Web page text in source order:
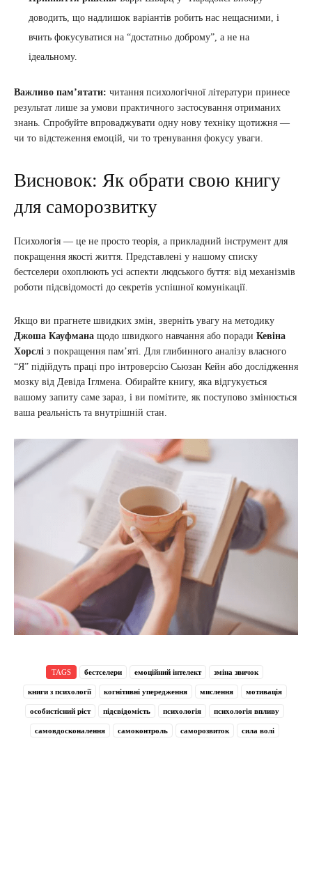
доводить, що надлишок варіантів робить нас нещасними, і
вчить фокусуватися на “достатньо доброму”, а не на
ідеальному.
Важливо пам’ятати: читання психологічної літератури принесе
результат лише за умови практичного застосування отриманих
знань. Спробуйте впроваджувати одну нову техніку щотижня —
чи то відстеження емоцій, чи то тренування фокусу уваги.
Висновок: Як обрати свою книгу
для саморозвитку
Психологія — це не просто теорія, а прикладний інструмент для
покращення якості життя. Представлені у нашому списку
бестселери охоплюють усі аспекти людського буття: від механізмів
роботи підсвідомості до секретів успішної комунікації.
Якщо ви прагнете швидких змін, зверніть увагу на методику
Джоша Кауфмана щодо швидкого навчання або поради Кевіна
Хорслі з покращення пам’яті. Для глибинного аналізу власного
“Я” підійдуть праці про інтроверсію Сьюзан Кейн або дослідження
мозку від Девіда Іглмена. Обирайте книгу, яка відгукується
вашому запиту саме зараз, і ви помітите, як поступово змінюється
ваша реальність та внутрішній стан.
TAGS бестселери емоційний інтелект зміна звичок
книги з психології когнітивні упередження мислення мотивація
особистісний ріст підсвідомість психологія психологія впливу
самовдосконалення самоконтроль саморозвиток сила волі